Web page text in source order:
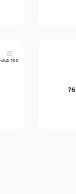
700 شانه